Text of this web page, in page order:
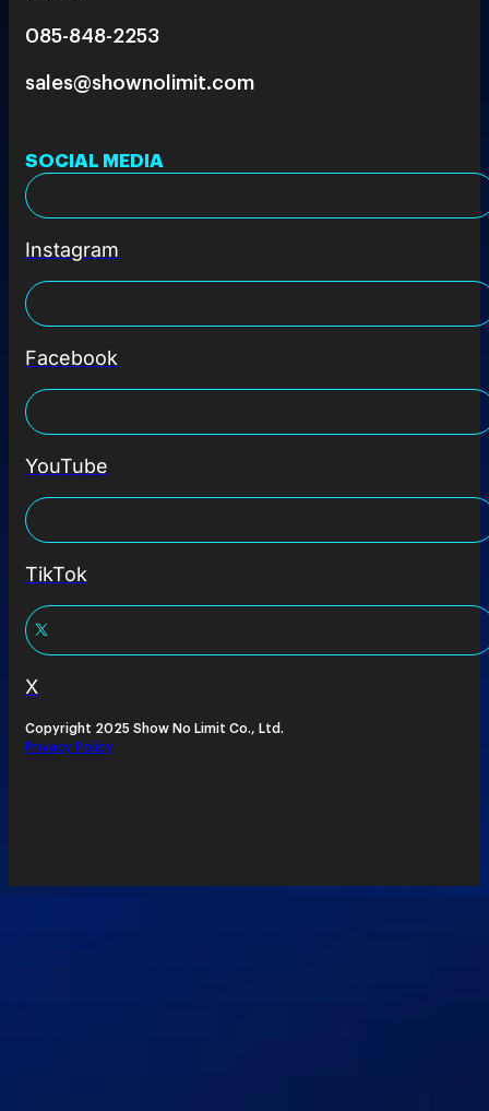
085-848-2253
sales@shownolimit.com
SOCIAL MEDIA
Instagram
Facebook
YouTube
TikTok
X
Copyright 2025 Show No Limit Co., Ltd.
Privacy Policy